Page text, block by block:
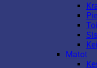
Matot